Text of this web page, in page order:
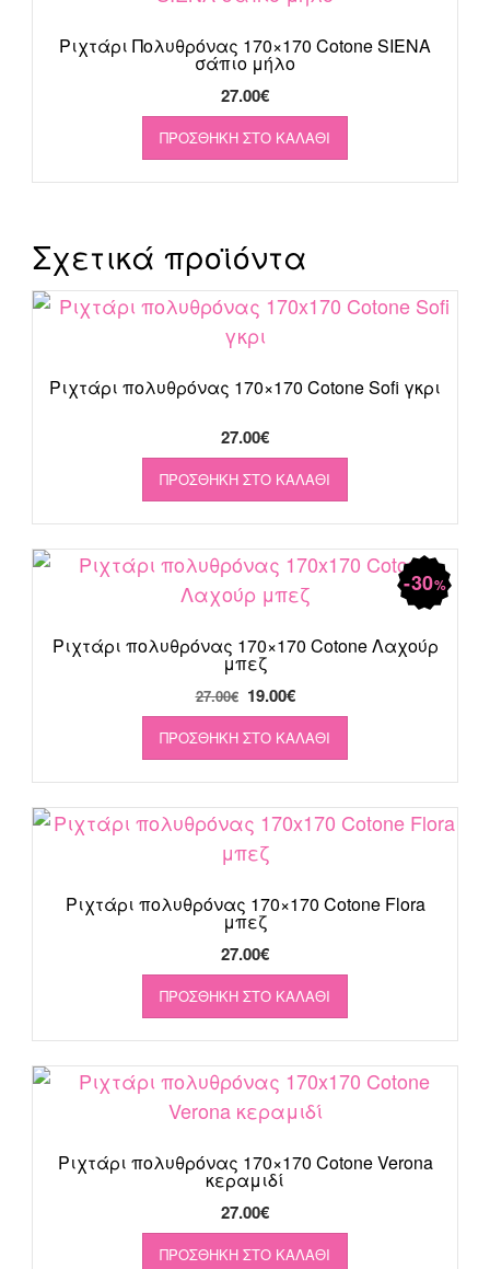
Ριχτάρι Πολυθρόνας 170×170 Cotone SIENA
σάπιο μήλο
27.00€
ΠΡΟΣΘΉΚΗ ΣΤΟ ΚΑΛΆΘΙ
Σχετικά προϊόντα
Ριχτάρι πολυθρόνας 170×170 Cotone Sofi γκρι
27.00€
ΠΡΟΣΘΉΚΗ ΣΤΟ ΚΑΛΆΘΙ
30%
Ριχτάρι πολυθρόνας 170×170 Cotone Λαχούρ
μπεζ
27.00€ Original
price
was:
27.00€.
19.00€Η
τρέχουσα
τιμή
είναι:
19.00€.
ΠΡΟΣΘΉΚΗ ΣΤΟ ΚΑΛΆΘΙ
Ριχτάρι πολυθρόνας 170×170 Cotone Flora
μπεζ
27.00€
ΠΡΟΣΘΉΚΗ ΣΤΟ ΚΑΛΆΘΙ
Ριχτάρι πολυθρόνας 170×170 Cotone Verona
κεραμιδί
27.00€
ΠΡΟΣΘΉΚΗ ΣΤΟ ΚΑΛΆΘΙ